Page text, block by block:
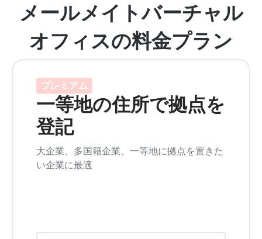
メールメイトバーチャル
オフィスの料金プラン
プレミアム
一等地の住所で拠点を
登記
大企業、多国籍企業、一等地に拠点を置きた
い企業に最適